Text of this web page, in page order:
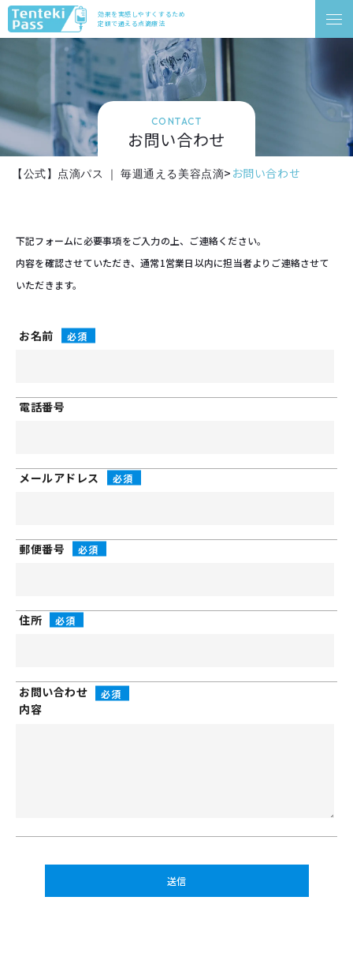
効果を実感しやすくするため
定額で通える点滴療法
CONTACT
お問い合わせ
【公式】点滴パス ｜ 毎週通える美容点滴> お問い合わせ
下記フォームに必要事項をご入力の上、ご連絡ください。
内容を確認させていただき、通常1営業日以内に担当者よりご連絡させて
いただきます。
お名前
電話番号
メールアドレス
郵便番号
住所
お問い合わせ
内容